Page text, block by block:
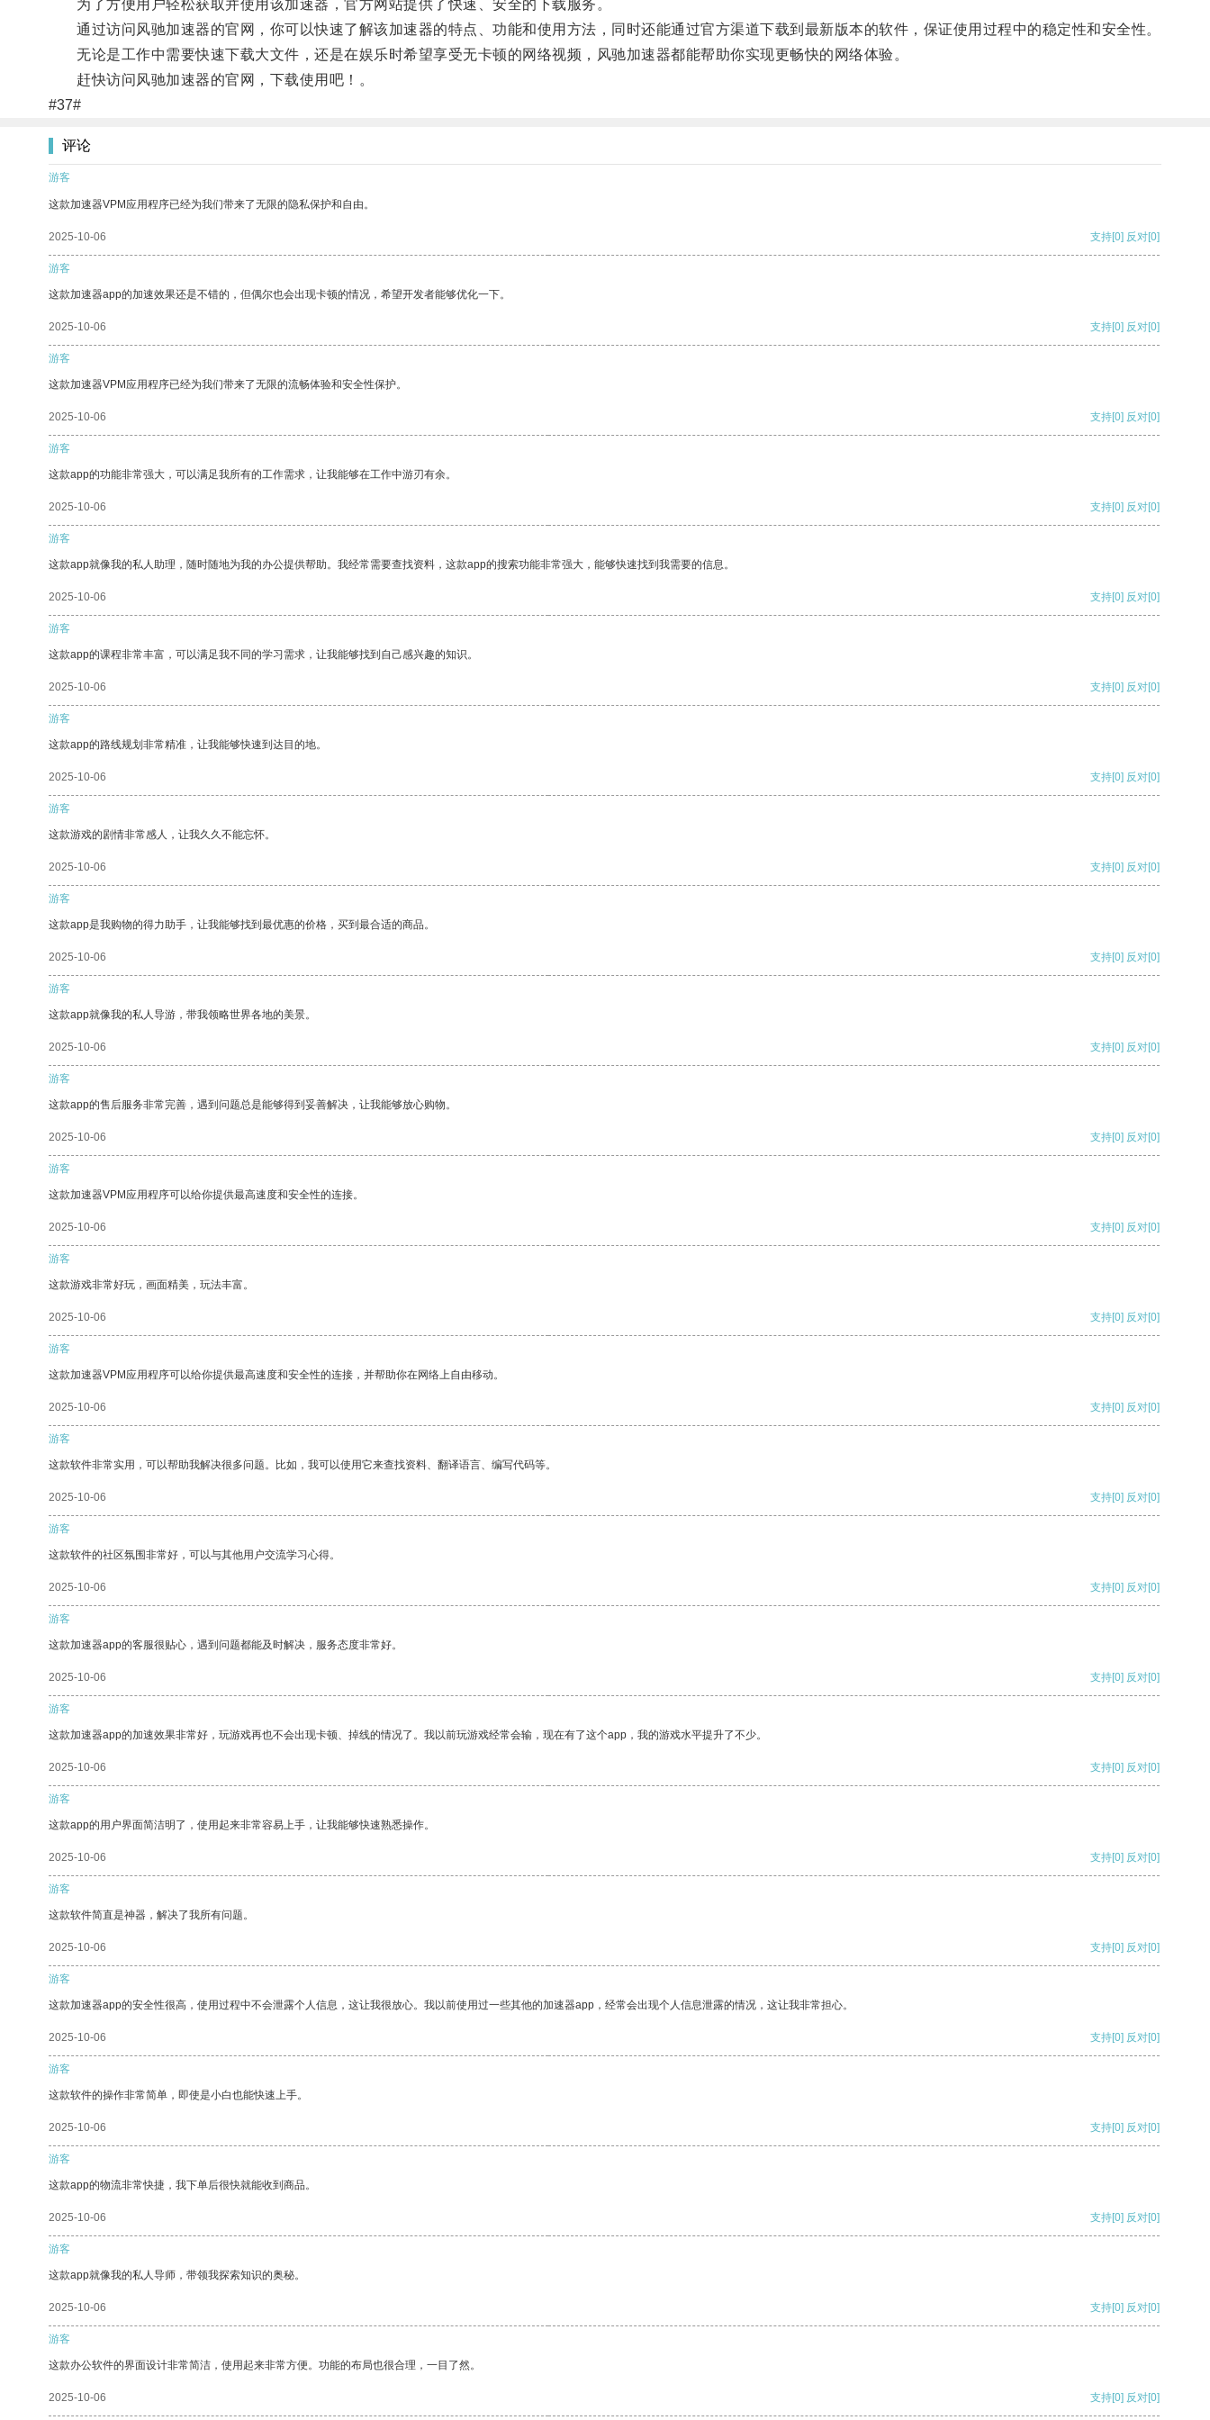
为了方便用户轻松获取并使用该加速器，官方网站提供了快速、安全的下载服务。
通过访问风驰加速器的官网，你可以快速了解该加速器的特点、功能和使用方法，同时还能通过官方渠道下载到最新版本的软件，保证使用过程中的稳定性和安全性。
无论是工作中需要快速下载大文件，还是在娱乐时希望享受无卡顿的网络视频，风驰加速器都能帮助你实现更畅快的网络体验。
赶快访问风驰加速器的官网，下载使用吧！。
#37#
评论
游客
这款加速器VPM应用程序已经为我们带来了无限的隐私保护和自由。
2025-10-06 支持[0] 反对[0]
游客
这款加速器app的加速效果还是不错的，但偶尔也会出现卡顿的情况，希望开发者能够优化一下。
2025-10-06 支持[0] 反对[0]
游客
这款加速器VPM应用程序已经为我们带来了无限的流畅体验和安全性保护。
2025-10-06 支持[0] 反对[0]
游客
这款app的功能非常强大，可以满足我所有的工作需求，让我能够在工作中游刃有余。
2025-10-06 支持[0] 反对[0]
游客
这款app就像我的私人助理，随时随地为我的办公提供帮助。我经常需要查找资料，这款app的搜索功能非常强大，能够快速找到我需要的信息。
2025-10-06 支持[0] 反对[0]
游客
这款app的课程非常丰富，可以满足我不同的学习需求，让我能够找到自己感兴趣的知识。
2025-10-06 支持[0] 反对[0]
游客
这款app的路线规划非常精准，让我能够快速到达目的地。
2025-10-06 支持[0] 反对[0]
游客
这款游戏的剧情非常感人，让我久久不能忘怀。
2025-10-06 支持[0] 反对[0]
游客
这款app是我购物的得力助手，让我能够找到最优惠的价格，买到最合适的商品。
2025-10-06 支持[0] 反对[0]
游客
这款app就像我的私人导游，带我领略世界各地的美景。
2025-10-06 支持[0] 反对[0]
游客
这款app的售后服务非常完善，遇到问题总是能够得到妥善解决，让我能够放心购物。
2025-10-06 支持[0] 反对[0]
游客
这款加速器VPM应用程序可以给你提供最高速度和安全性的连接。
2025-10-06 支持[0] 反对[0]
游客
这款游戏非常好玩，画面精美，玩法丰富。
2025-10-06 支持[0] 反对[0]
游客
这款加速器VPM应用程序可以给你提供最高速度和安全性的连接，并帮助你在网络上自由移动。
2025-10-06 支持[0] 反对[0]
游客
这款软件非常实用，可以帮助我解决很多问题。比如，我可以使用它来查找资料、翻译语言、编写代码等。
2025-10-06 支持[0] 反对[0]
游客
这款软件的社区氛围非常好，可以与其他用户交流学习心得。
2025-10-06 支持[0] 反对[0]
游客
这款加速器app的客服很贴心，遇到问题都能及时解决，服务态度非常好。
2025-10-06 支持[0] 反对[0]
游客
这款加速器app的加速效果非常好，玩游戏再也不会出现卡顿、掉线的情况了。我以前玩游戏经常会输，现在有了这个app，我的游戏水平提升了不少。
2025-10-06 支持[0] 反对[0]
游客
这款app的用户界面简洁明了，使用起来非常容易上手，让我能够快速熟悉操作。
2025-10-06 支持[0] 反对[0]
游客
这款软件简直是神器，解决了我所有问题。
2025-10-06 支持[0] 反对[0]
游客
这款加速器app的安全性很高，使用过程中不会泄露个人信息，这让我很放心。我以前使用过一些其他的加速器app，经常会出现个人信息泄露的情况，这让我非常担心。
2025-10-06 支持[0] 反对[0]
游客
这款软件的操作非常简单，即使是小白也能快速上手。
2025-10-06 支持[0] 反对[0]
游客
这款app的物流非常快捷，我下单后很快就能收到商品。
2025-10-06 支持[0] 反对[0]
游客
这款app就像我的私人导师，带领我探索知识的奥秘。
2025-10-06 支持[0] 反对[0]
游客
这款办公软件的界面设计非常简洁，使用起来非常方便。功能的布局也很合理，一目了然。
2025-10-06 支持[0] 反对[0]